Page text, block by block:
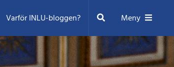
Varför INLU-bloggen? Sök Meny